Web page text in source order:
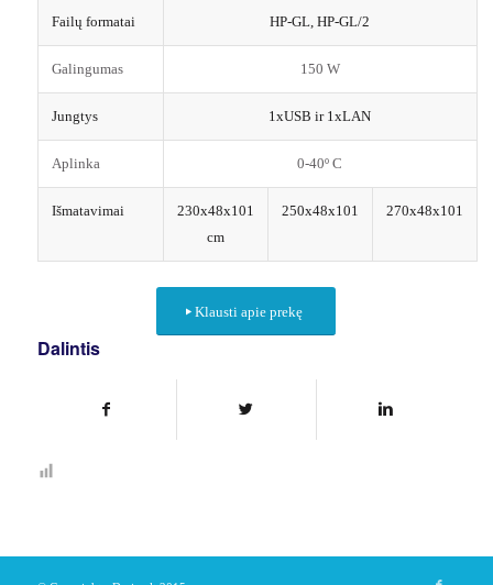
Failų formatai HP-GL, HP-GL/2
Galingumas 150 W
Jungtys 1xUSB ir 1xLAN
Aplinka 0-40º C
Išmatavimai
230x48x101
cm
250x48x101 270x48x101
Klausti apie prekę
Dalintis